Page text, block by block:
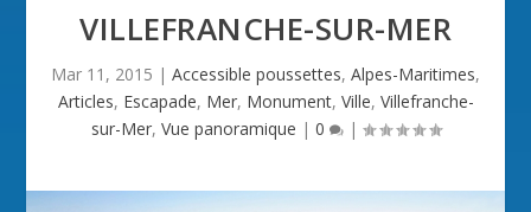
VILLEFRANCHE-SUR-MER
Mar 11, 2015 | Accessible poussettes, Alpes-Maritimes,
Articles, Escapade, Mer, Monument, Ville, Villefranche-
sur-Mer, Vue panoramique | 0 |